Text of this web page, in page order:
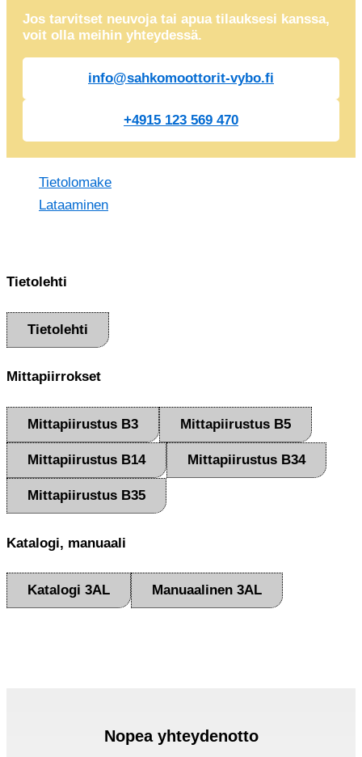
Jos tarvitset neuvoja tai apua tilauksesi kanssa,
voit olla meihin yhteydessä.
info@sahkomoottorit-vybo.fi
+4915 123 569 470
Tietolomake
Lataaminen
Tietolehti
Tietolehti
Mittapiirrokset
Mittapiirustus B3 Mittapiirustus B5
Mittapiirustus B14 Mittapiirustus B34
Mittapiirustus B35
Katalogi, manuaali
Katalogi 3AL Manuaalinen 3AL
Nopea yhteydenotto